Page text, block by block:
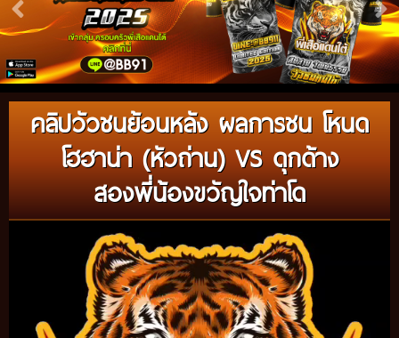
คลิปวัวชนย้อนหลัง ผลการชน โหนด
โฮฮาน่า (หัวถ่าน) VS ดุกด้าง
สองพี่น้องขวัญใจท่าโด